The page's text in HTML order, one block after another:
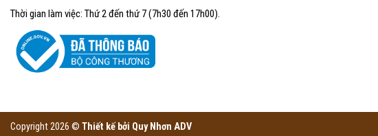
Thời gian làm việc: Thứ 2 đến thứ 7 (7h30 đến 17h00).
Copyright 2026 © Thiết kế bởi Quy Nhơn ADV